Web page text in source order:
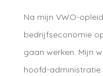
Na mijn VWO-
bedrijfseconomie
gaan werken. Mijn
hoofd-administratie